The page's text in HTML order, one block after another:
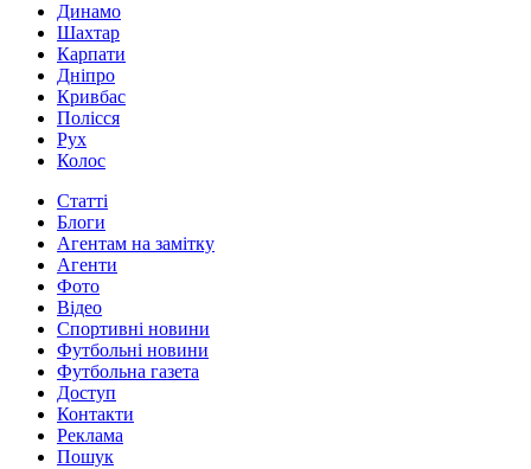
Динамо
Шахтар
Карпати
Дніпро
Кривбас
Полісся
Рух
Колос
Статті
Блоги
Агентам на замітку
Агенти
Фото
Відео
Спортивні новини
Футбольні новини
Футбольна газета
Доступ
Контакти
Реклама
Пошук